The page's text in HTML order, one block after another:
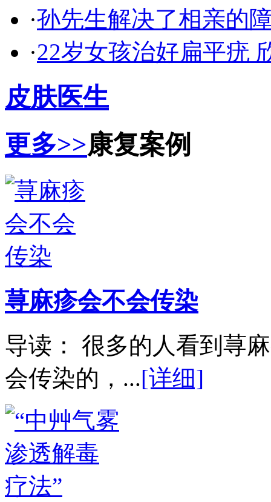
·孙先生解决了相亲的
·22岁女孩治好扁平疣
皮肤医生
更多>>康复案例
荨麻疹会不会传染
导读： 很多的人看到荨
会传染的，...[详细]